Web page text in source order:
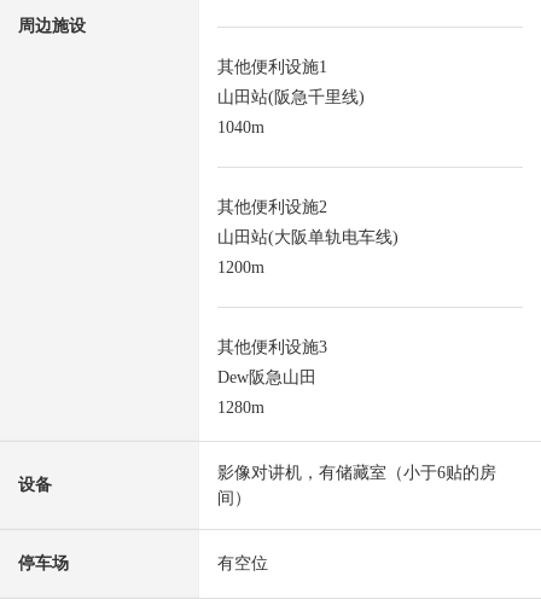
周边施设
其他便利设施1
山田站(阪急千里线)
1040m
其他便利设施2
山田站(大阪单轨电车线)
1200m
其他便利设施3
Dew阪急山田
1280m
设备
影像对讲机，有储藏室（小于6贴的房
间）
停车场 有空位